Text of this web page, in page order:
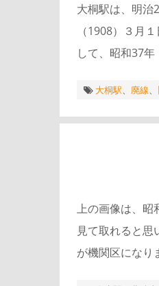
大桐駅は、明治
（1908）３月
して、昭和37
大桐駅、 廃線、
上の画像は、昭
見て取れると
が機関区にな